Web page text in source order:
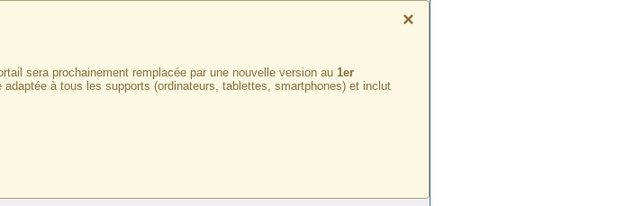
×
sera prochainement remplacée par une nouvelle version au 1er
à tous les supports (ordinateurs, tablettes, smartphones) et inclut